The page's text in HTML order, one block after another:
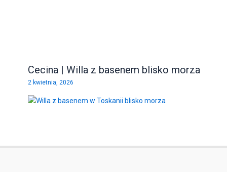
Cecina | Willa z basenem blisko morza
2 kwietnia, 2026